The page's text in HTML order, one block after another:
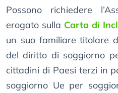
Possono richiedere
erogato sulla Carta di
un suo familiare titolare
del diritto di soggiorno
cittadini di Paesi terzi in
soggiorno Ue per